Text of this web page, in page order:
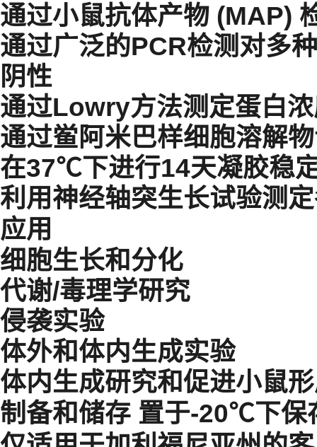
通过小鼠抗体产物 (MAP)
通过广泛的PCR检测对多
阴性
通过Lowry方法测定蛋白
通过鲎阿米巴样细胞溶解
在37℃下进行14天凝胶稳
利用神经轴突生长试验测
应用
细胞生长和分化
代谢/毒理学研究
侵袭实验
体外和体内生成实验
体内生成研究和促进小鼠
制备和储存 置于-20℃下保